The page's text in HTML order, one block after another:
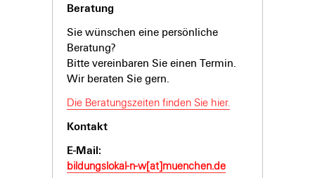
Beratung
Sie wünschen eine persönliche
Beratung?
Bitte vereinbaren Sie einen Termin.
Wir beraten Sie gern.
Die Beratungszeiten finden Sie hier.
Kontakt
E-Mail:
bildungslokal-n-w[at]muenchen.de